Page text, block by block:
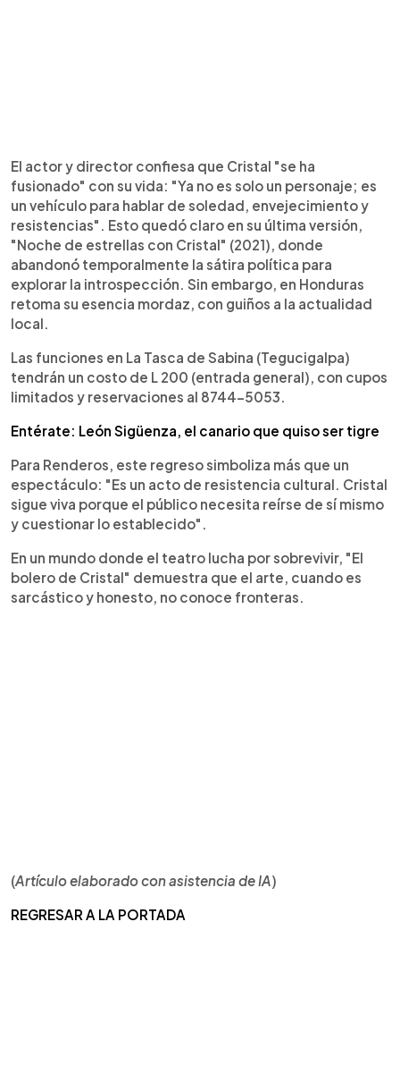
El actor y director confiesa que Cristal "se ha
fusionado" con su vida: "Ya no es solo un personaje; es
un vehículo para hablar de soledad, envejecimiento y
resistencias". Esto quedó claro en su última versión,
"Noche de estrellas con Cristal" (2021), donde
abandonó temporalmente la sátira política para
explorar la introspección. Sin embargo, en Honduras
retoma su esencia mordaz, con guiños a la actualidad
local.
Las funciones en La Tasca de Sabina (Tegucigalpa)
tendrán un costo de L 200 (entrada general), con cupos
limitados y reservaciones al 8744-5053.
Entérate: León Sigüenza, el canario que quiso ser tigre
Para Renderos, este regreso simboliza más que un
espectáculo: "Es un acto de resistencia cultural. Cristal
sigue viva porque el público necesita reírse de sí mismo
y cuestionar lo establecido".
En un mundo donde el teatro lucha por sobrevivir, "El
bolero de Cristal" demuestra que el arte, cuando es
sarcástico y honesto, no conoce fronteras.
(Artículo elaborado con asistencia de IA)
REGRESAR A LA PORTADA